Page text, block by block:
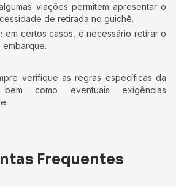
viações permitem apresentar o
de retirada no guichê.
em certos casos, é necessário retirar o
verifique as regras específicas da
como eventuais exigências
Frequentes